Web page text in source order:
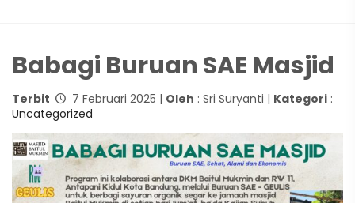
Babagi Buruan SAE Masjid
Terbit 7 Februari 2025 | Oleh : Sri Suryanti | Kategori:
Uncategorized